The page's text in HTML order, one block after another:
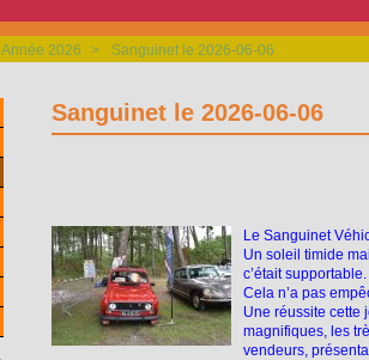
Année 2026 > Sanguinet le 2026-06-06
Sanguinet le 2026-06-06
Le Sanguinet
Un soleil timide
c’était supportable.
Cela n’a pas
Une réussite cette
magnifiques, les
vendeurs,